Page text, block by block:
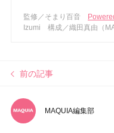
監修／そまり百音
Izumi 構成／織田真由（
前の記事
MAQUIA編集部